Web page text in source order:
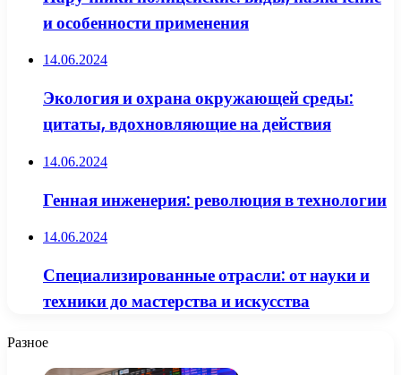
и особенности применения
14.06.2024
Экология и охрана окружающей среды:
цитаты, вдохновляющие на действия
14.06.2024
Генная инженерия: революция в технологии
14.06.2024
Специализированные отрасли: от науки и
техники до мастерства и искусства
Разное